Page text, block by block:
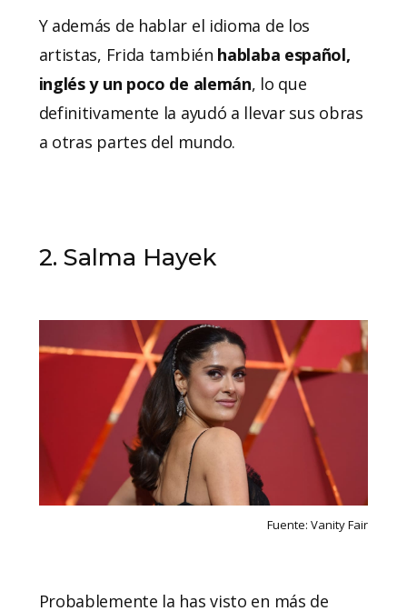
Y además de hablar el idioma de los
artistas, Frida también hablaba español,
inglés y un poco de alemán, lo que
definitivamente la ayudó a llevar sus obras
a otras partes del mundo.
2. Salma Hayek
Fuente: Vanity Fair
Probablemente la has visto en más de